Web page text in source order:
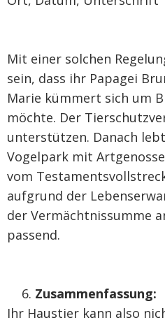
Mit einer solchen
sein, dass ihr Papagei
Marie kümmert sich um
möchte. Der
unterstützen. Danach
Vogelpark mit
vom
aufgrund der
der Vermächtnissumme
passend.
Zusammenfassung:
Ihr Haustier kann also